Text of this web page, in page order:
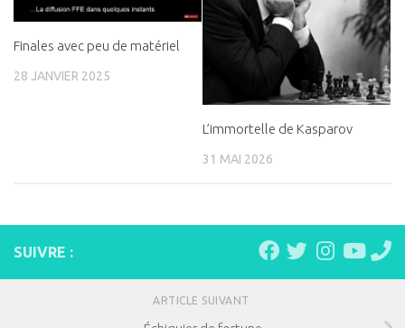
Finales avec peu de matériel
28 JANVIER 2025
L’immortelle de Kasparov
31 MAI 2026
SUIVRE :
ARTICLE SUIVANT